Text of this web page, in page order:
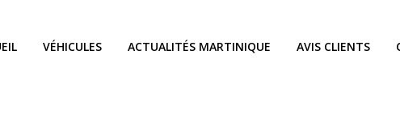
VÉHICULES ACTUALITÉS MARTINIQUE AVIS CLIENTS